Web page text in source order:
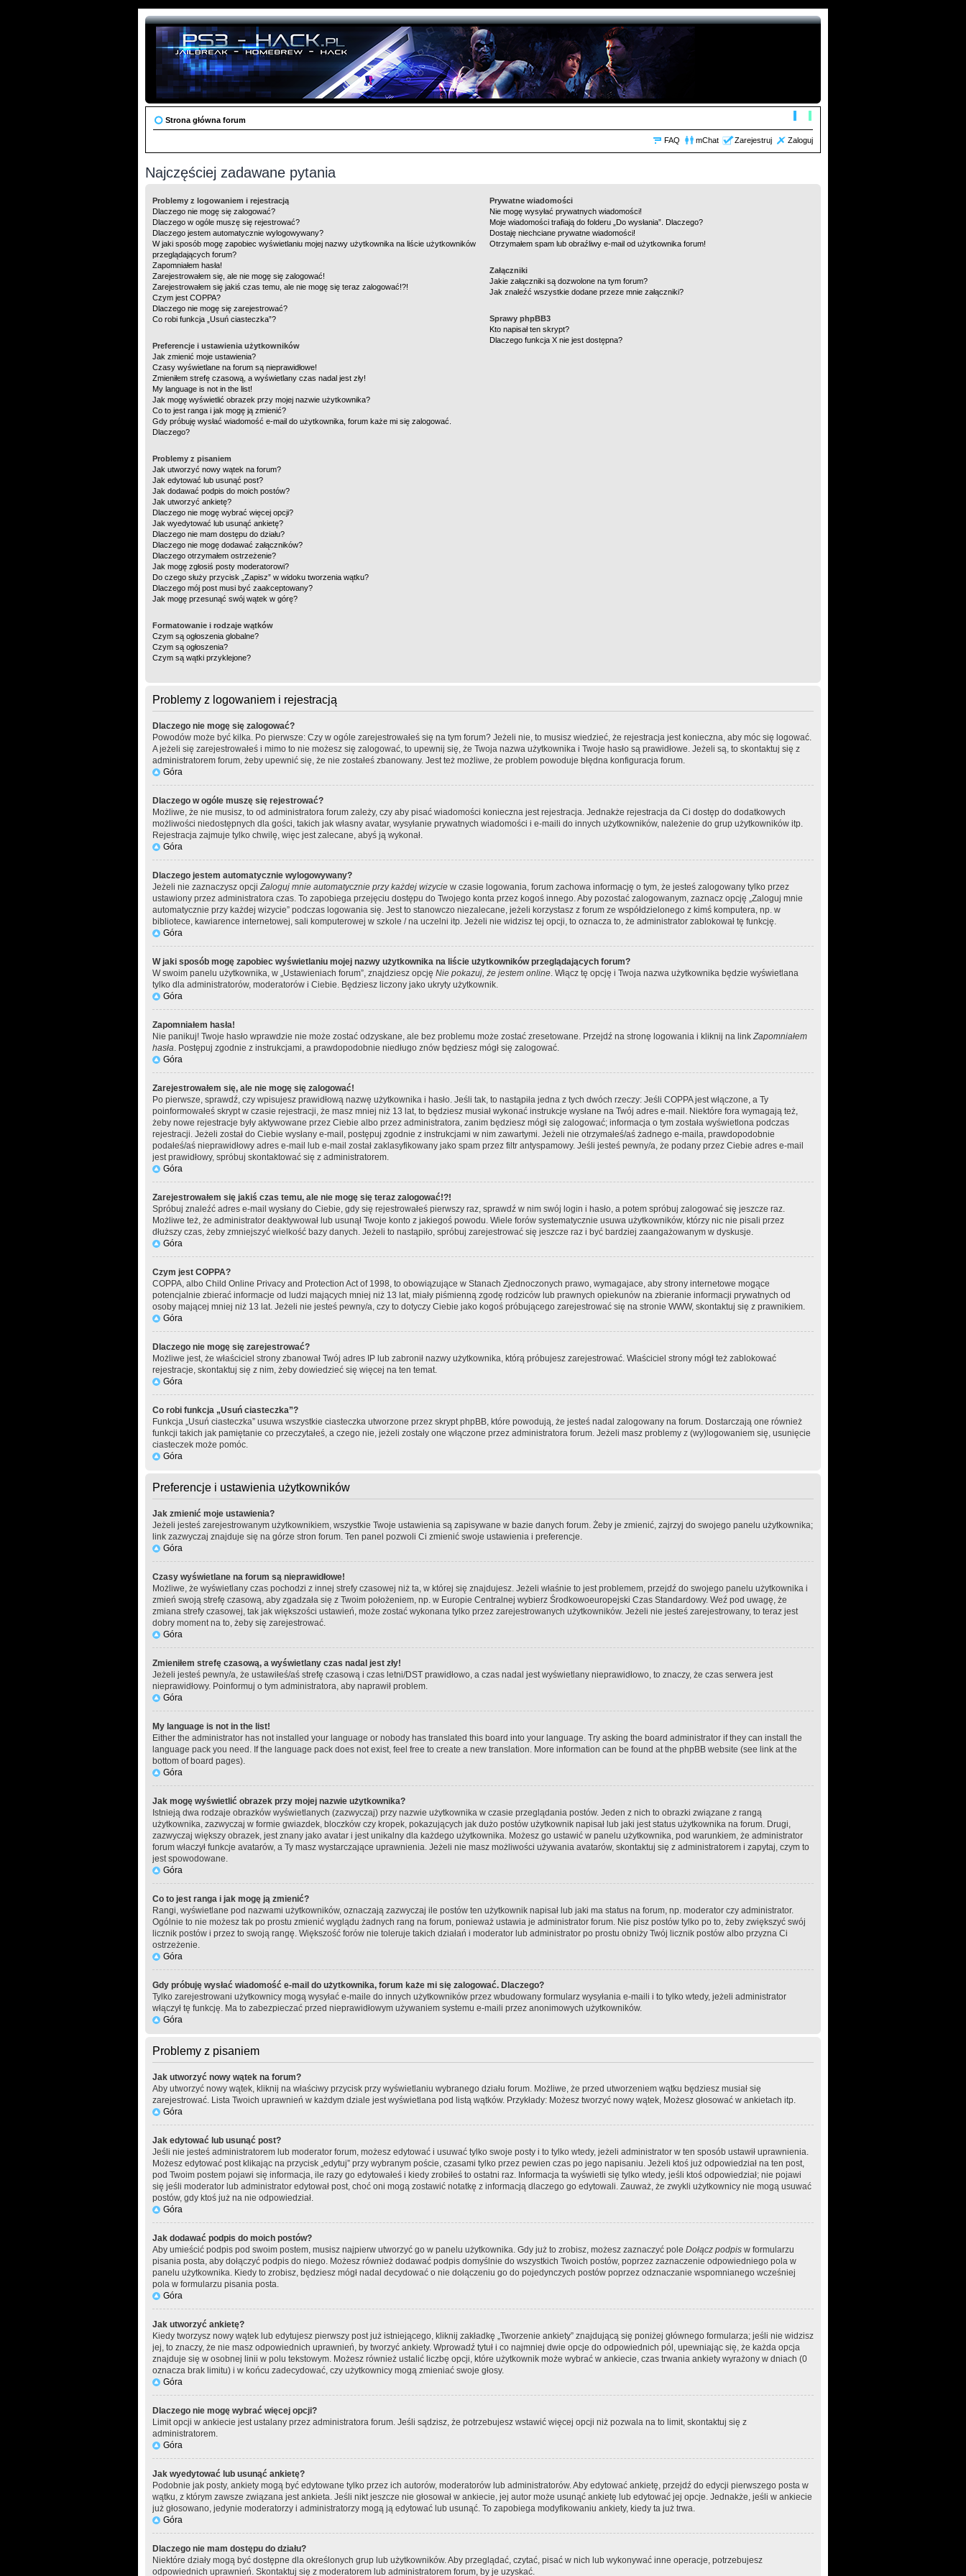
Strona główna forum
FAQ mChat Zarejestruj Zaloguj
Najczęściej zadawane pytania
Problemy z logowaniem i rejestracją
Dlaczego nie mogę się zalogować?
Dlaczego w ogóle muszę się rejestrować?
Dlaczego jestem automatycznie wylogowywany?
W jaki sposób mogę zapobiec wyświetlaniu mojej nazwy użytkownika na liście użytkowników
przeglądających forum?
Zapomniałem hasła!
Zarejestrowałem się, ale nie mogę się zalogować!
Zarejestrowałem się jakiś czas temu, ale nie mogę się teraz zalogować!?!
Czym jest COPPA?
Dlaczego nie mogę się zarejestrować?
Co robi funkcja „Usuń ciasteczka”?
Preferencje i ustawienia użytkowników
Jak zmienić moje ustawienia?
Czasy wyświetlane na forum są nieprawidłowe!
Zmieniłem strefę czasową, a wyświetlany czas nadal jest zły!
My language is not in the list!
Jak mogę wyświetlić obrazek przy mojej nazwie użytkownika?
Co to jest ranga i jak mogę ją zmienić?
Gdy próbuję wysłać wiadomość e-mail do użytkownika, forum każe mi się zalogować.
Dlaczego?
Problemy z pisaniem
Jak utworzyć nowy wątek na forum?
Jak edytować lub usunąć post?
Jak dodawać podpis do moich postów?
Jak utworzyć ankietę?
Dlaczego nie mogę wybrać więcej opcji?
Jak wyedytować lub usunąć ankietę?
Dlaczego nie mam dostępu do działu?
Dlaczego nie mogę dodawać załączników?
Dlaczego otrzymałem ostrzeżenie?
Jak mogę zgłosiś posty moderatorowi?
Do czego służy przycisk „Zapisz” w widoku tworzenia wątku?
Dlaczego mój post musi być zaakceptowany?
Jak mogę przesunąć swój wątek w górę?
Formatowanie i rodzaje wątków
Czym są ogłoszenia globalne?
Czym są ogłoszenia?
Czym są wątki przyklejone?
Prywatne wiadomości
Nie mogę wysyłać prywatnych wiadomości!
Moje wiadomości trafiają do folderu „Do wysłania”. Dlaczego?
Dostaję niechciane prywatne wiadomości!
Otrzymałem spam lub obraźliwy e-mail od użytkownika forum!
Załączniki
Jakie załączniki są dozwolone na tym forum?
Jak znaleźć wszystkie dodane przeze mnie załączniki?
Sprawy phpBB3
Kto napisał ten skrypt?
Dlaczego funkcja X nie jest dostępna?
Problemy z logowaniem i rejestracją
Dlaczego nie mogę się zalogować?
Powodów może być kilka. Po pierwsze: Czy w ogóle zarejestrowałeś się na tym forum? Jeżeli nie, to musisz wiedzieć, że rejestracja jest konieczna, aby móc się logować.
A jeżeli się zarejestrowałeś i mimo to nie możesz się zalogować, to upewnij się, że Twoja nazwa użytkownika i Twoje hasło są prawidłowe. Jeżeli są, to skontaktuj się z
administratorem forum, żeby upewnić się, że nie zostałeś zbanowany. Jest też możliwe, że problem powoduje błędna konfiguracja forum.
Góra
Dlaczego w ogóle muszę się rejestrować?
Możliwe, że nie musisz, to od administratora forum zależy, czy aby pisać wiadomości konieczna jest rejestracja. Jednakże rejestracja da Ci dostęp do dodatkowych
możliwości niedostępnych dla gości, takich jak własny avatar, wysyłanie prywatnych wiadomości i e-maili do innych użytkowników, należenie do grup użytkowników itp.
Rejestracja zajmuje tylko chwilę, więc jest zalecane, abyś ją wykonał.
Góra
Dlaczego jestem automatycznie wylogowywany?
Jeżeli nie zaznaczysz opcjiZaloguj mnie automatycznie przy każdej wizycie w czasie logowania, forum zachowa informację o tym, że jesteś zalogowany tylko przez
ustawiony przez administratora czas. To zapobiega przejęciu dostępu do Twojego konta przez kogoś innego. Aby pozostać zalogowanym, zaznacz opcję „Zaloguj mnie
automatycznie przy każdej wizycie” podczas logowania się. Jest to stanowczo niezalecane, jeżeli korzystasz z forum ze współdzielonego z kimś komputera, np. w
bibliotece, kawiarence internetowej, sali komputerowej w szkole / na uczelni itp. Jeżeli nie widzisz tej opcji, to oznacza to, że administrator zablokował tę funkcję.
Góra
W jaki sposób mogę zapobiec wyświetlaniu mojej nazwy użytkownika na liście użytkowników przeglądających forum?
W swoim panelu użytkownika, w „Ustawieniach forum”, znajdziesz opcję Nie pokazuj, że jestem online. Włącz tę opcję i Twoja nazwa użytkownika będzie wyświetlana
tylko dla administratorów, moderatorów i Ciebie. Będziesz liczony jako ukryty użytkownik.
Góra
Zapomniałem hasła!
Nie panikuj! Twoje hasło wprawdzie nie może zostać odzyskane, ale bez problemu może zostać zresetowane. Przejdź na stronę logowania i kliknij na linkZapomniałem
hasła. Postępuj zgodnie z instrukcjami, a prawdopodobnie niedługo znów będziesz mógł się zalogować.
Góra
Zarejestrowałem się, ale nie mogę się zalogować!
Po pierwsze, sprawdź, czy wpisujesz prawidłową nazwę użytkownika i hasło. Jeśli tak, to nastąpiła jedna z tych dwóch rzeczy: Jeśli COPPA jest włączone, a Ty
poinformowałeś skrypt w czasie rejestracji, że masz mniej niż 13 lat, to będziesz musiał wykonać instrukcje wysłane na Twój adres e-mail. Niektóre fora wymagają też,
żeby nowe rejestracje były aktywowane przez Ciebie albo przez administratora, zanim będziesz mógł się zalogować; informacja o tym została wyświetlona podczas
rejestracji. Jeżeli został do Ciebie wysłany e-mail, postępuj zgodnie z instrukcjami w nim zawartymi. Jeżeli nie otrzymałeś/aś żadnego e-maila, prawdopodobnie
podałeś/aś nieprawidłowy adres e-mail lub e-mail został zaklasyfikowany jako spam przez filtr antyspamowy. Jeśli jesteś pewny/a, że podany przez Ciebie adres e-mail
jest prawidłowy, spróbuj skontaktować się z administratorem.
Góra
Zarejestrowałem się jakiś czas temu, ale nie mogę się teraz zalogować!?!
Spróbuj znaleźć adres e-mail wysłany do Ciebie, gdy się rejestrowałeś pierwszy raz, sprawdź w nim swój login i hasło, a potem spróbuj zalogować się jeszcze raz.
Możliwe też, że administrator deaktywował lub usunął Twoje konto z jakiegoś powodu. Wiele forów systematycznie usuwa użytkowników, którzy nic nie pisali przez
dłuższy czas, żeby zmniejszyć wielkość bazy danych. Jeżeli to nastąpiło, spróbuj zarejestrować się jeszcze raz i być bardziej zaangażowanym w dyskusje.
Góra
Czym jest COPPA?
COPPA, albo Child Online Privacy and Protection Act of 1998, to obowiązujące w Stanach Zjednoczonych prawo, wymagajace, aby strony internetowe mogące
potencjalnie zbierać informacje od ludzi mających mniej niż 13 lat, miały piśmienną zgodę rodziców lub prawnych opiekunów na zbieranie informacji prywatnych od
osoby mającej mniej niż 13 lat. Jeżeli nie jesteś pewny/a, czy to dotyczy Ciebie jako kogoś próbującego zarejestrować się na stronie WWW, skontaktuj się z prawnikiem.
Góra
Dlaczego nie mogę się zarejestrować?
Możliwe jest, że właściciel strony zbanował Twój adres IP lub zabronił nazwy użytkownika, którą próbujesz zarejestrować. Właściciel strony mógł też zablokować
rejestracje, skontaktuj się z nim, żeby dowiedzieć się więcej na ten temat.
Góra
Co robi funkcja „Usuń ciasteczka”?
Funkcja „Usuń ciasteczka” usuwa wszystkie ciasteczka utworzone przez skrypt phpBB, które powodują, że jesteś nadal zalogowany na forum. Dostarczają one również
funkcji takich jak pamiętanie co przeczytałeś, a czego nie, jeżeli zostały one włączone przez administratora forum. Jeżeli masz problemy z (wy)logowaniem się, usunięcie
ciasteczek może pomóc.
Góra
Preferencje i ustawienia użytkowników
Jak zmienić moje ustawienia?
Jeżeli jesteś zarejestrowanym użytkownikiem, wszystkie Twoje ustawienia są zapisywane w bazie danych forum. Żeby je zmienić, zajrzyj do swojego panelu użytkownika;
link zazwyczaj znajduje się na górze stron forum. Ten panel pozwoli Ci zmienić swoje ustawienia i preferencje.
Góra
Czasy wyświetlane na forum są nieprawidłowe!
Możliwe, że wyświetlany czas pochodzi z innej strefy czasowej niż ta, w której się znajdujesz. Jeżeli właśnie to jest problemem, przejdź do swojego panelu użytkownika i
zmień swoją strefę czasową, aby zgadzała się z Twoim położeniem, np. w Europie Centralnej wybierz Środkowoeuropejski Czas Standardowy. Weź pod uwagę, że
zmiana strefy czasowej, tak jak większości ustawień, może zostać wykonana tylko przez zarejestrowanych użytkowników. Jeżeli nie jesteś zarejestrowany, to teraz jest
dobry moment na to, żeby się zarejestrować.
Góra
Zmieniłem strefę czasową, a wyświetlany czas nadal jest zły!
Jeżeli jesteś pewny/a, że ustawiłeś/aś strefę czasową i czas letni/DST prawidłowo, a czas nadal jest wyświetlany nieprawidłowo, to znaczy, że czas serwera jest
nieprawidłowy. Poinformuj o tym administratora, aby naprawił problem.
Góra
My language is not in the list!
Either the administrator has not installed your language or nobody has translated this board into your language. Try asking the board administrator if they can install the
language pack you need. If the language pack does not exist, feel free to create a new translation. More information can be found at the phpBB website (see link at the
bottom of board pages).
Góra
Jak mogę wyświetlić obrazek przy mojej nazwie użytkownika?
Istnieją dwa rodzaje obrazków wyświetlanych (zazwyczaj) przy nazwie użytkownika w czasie przeglądania postów. Jeden z nich to obrazki związane z rangą
użytkownika, zazwyczaj w formie gwiazdek, bloczków czy kropek, pokazujących jak dużo postów użytkownik napisał lub jaki jest status użytkownika na forum. Drugi,
zazwyczaj większy obrazek, jest znany jako avatar i jest unikalny dla każdego użytkownika. Możesz go ustawić w panelu użytkownika, pod warunkiem, że administrator
forum właczył funkcje avatarów, a Ty masz wystarczające uprawnienia. Jeżeli nie masz możliwości używania avatarów, skontaktuj się z administratorem i zapytaj, czym to
jest spowodowane.
Góra
Co to jest ranga i jak mogę ją zmienić?
Rangi, wyświetlane pod nazwami użytkowników, oznaczają zazwyczaj ile postów ten użytkownik napisał lub jaki ma status na forum, np. moderator czy administrator.
Ogólnie to nie możesz tak po prostu zmienić wyglądu żadnych rang na forum, ponieważ ustawia je administrator forum. Nie pisz postów tylko po to, żeby zwiększyć swój
licznik postów i przez to swoją rangę. Większość forów nie toleruje takich działań i moderator lub administrator po prostu obniży Twój licznik postów albo przyzna Ci
ostrzeżenie.
Góra
Gdy próbuję wysłać wiadomość e-mail do użytkownika, forum każe mi się zalogować. Dlaczego?
Tylko zarejestrowani użytkownicy mogą wysyłać e-maile do innych użytkowników przez wbudowany formularz wysyłania e-maili i to tylko wtedy, jeżeli administrator
włączył tę funkcję. Ma to zabezpieczać przed nieprawidłowym używaniem systemu e-maili przez anonimowych użytkowników.
Góra
Problemy z pisaniem
Jak utworzyć nowy wątek na forum?
Aby utworzyć nowy wątek, kliknij na właściwy przycisk przy wyświetlaniu wybranego działu forum. Możliwe, że przed utworzeniem wątku będziesz musiał się
zarejestrować. Lista Twoich uprawnień w każdym dziale jest wyświetlana pod listą wątków. Przykłady: Możesz tworzyć nowy wątek, Możesz głosować w ankietach itp.
Góra
Jak edytować lub usunąć post?
Jeśli nie jesteś administratorem lub moderator forum, możesz edytować i usuwać tylko swoje posty i to tylko wtedy, jeżeli administrator w ten sposób ustawił uprawnienia.
Możesz edytować post klikając na przycisk „edytuj” przy wybranym poście, czasami tylko przez pewien czas po jego napisaniu. Jeżeli ktoś już odpowiedział na ten post,
pod Twoim postem pojawi się informacja, ile razy go edytowałeś i kiedy zrobiłeś to ostatni raz. Informacja ta wyświetli się tylko wtedy, jeśli ktoś odpowiedział; nie pojawi
się jeśli moderator lub administrator edytował post, choć oni mogą zostawić notatkę z informacją dlaczego go edytowali. Zauważ, że zwykli użytkownicy nie mogą usuwać
postów, gdy ktoś już na nie odpowiedział.
Góra
Jak dodawać podpis do moich postów?
Aby umieścić podpis pod swoim postem, musisz najpierw utworzyć go w panelu użytkownika. Gdy już to zrobisz, możesz zaznaczyć pole Dołącz podpis w formularzu
pisania posta, aby dołączyć podpis do niego. Możesz również dodawać podpis domyślnie do wszystkich Twoich postów, poprzez zaznaczenie odpowiedniego pola w
panelu użytkownika. Kiedy to zrobisz, będziesz mógł nadal decydować o nie dołączeniu go do pojedynczych postów poprzez odznaczanie wspomnianego wcześniej
pola w formularzu pisania posta.
Góra
Jak utworzyć ankietę?
Kiedy tworzysz nowy wątek lub edytujesz pierwszy post już istniejącego, kliknij zakładkę „Tworzenie ankiety” znajdującą się poniżej głównego formularza; jeśli nie widzisz
jej, to znaczy, że nie masz odpowiednich uprawnień, by tworzyć ankiety. Wprowadź tytuł i co najmniej dwie opcje do odpowiednich pól, upewniając się, że każda opcja
znajduje się w osobnej linii w polu tekstowym. Możesz również ustalić liczbę opcji, które użytkownik może wybrać w ankiecie, czas trwania ankiety wyrażony w dniach (0
oznacza brak limitu) i w końcu zadecydować, czy użytkownicy mogą zmieniać swoje głosy.
Góra
Dlaczego nie mogę wybrać więcej opcji?
Limit opcji w ankiecie jest ustalany przez administratora forum. Jeśli sądzisz, że potrzebujesz wstawić więcej opcji niż pozwala na to limit, skontaktuj się z
administratorem.
Góra
Jak wyedytować lub usunąć ankietę?
Podobnie jak posty, ankiety mogą być edytowane tylko przez ich autorów, moderatorów lub administratorów. Aby edytować ankietę, przejdź do edycji pierwszego posta w
wątku, z którym zawsze związana jest ankieta. Jeśli nikt jeszcze nie głosował w ankiecie, jej autor może usunąć ankietę lub edytować jej opcje. Jednakże, jeśli w ankiecie
już głosowano, jedynie moderatorzy i administratorzy mogą ją edytować lub usunąć. To zapobiega modyfikowaniu ankiety, kiedy ta już trwa.
Góra
Dlaczego nie mam dostępu do działu?
Niektóre działy mogą być dostępne dla określonych grup lub użytkowników. Aby przeglądać, czytać, pisać w nich lub wykonywać inne operacje, potrzebujesz
odpowiednich uprawnień. Skontaktuj się z moderatorem lub administratorem forum, by je uzyskać.